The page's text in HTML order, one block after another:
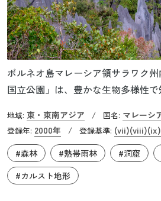
ボルネオ島マレーシア領サラワク
国立公園」は、豊かな生物多様性
総延長295㎞にもなる巨大洞窟群が
ある「サラワク・チャンバー」と
は、大型旅客機が40機も収まるほど
150ｍの入口をもつディア洞窟では
のコウモリがいっせいに空へ飛び立
地域: 東・東南アジア / 国名: マレーシ
登録年: 2000年 / 登録基準: (vii)(viii)(ix)
#森林
#熱帯雨林 #洞窟
#カルスト地形